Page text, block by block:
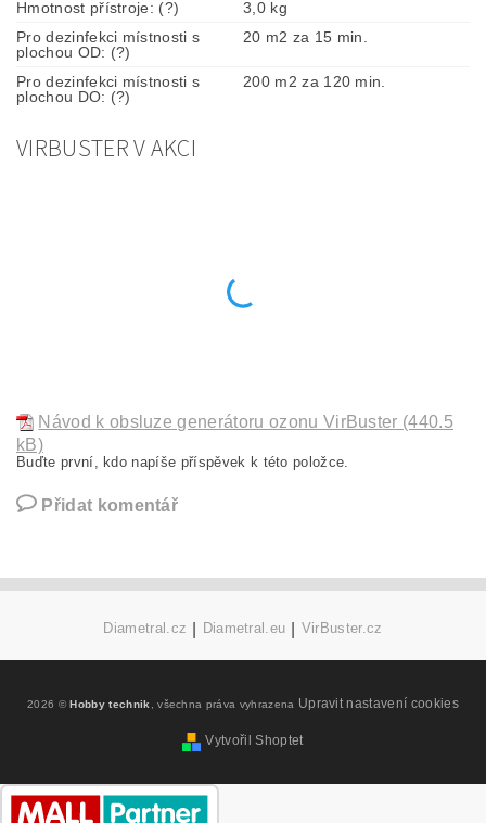
Hmotnost přístroje: (?)
3,0 kg
Pro dezinfekci místnosti s
plochou OD: (?)
20 m2 za 15 min.
Pro dezinfekci místnosti s
plochou DO: (?)
200 m2 za 120 min.
VIRBUSTER V AKCI
Návod k obsluze generátoru ozonu VirBuster (440.5
kB)
Buďte první, kdo napíše příspěvek k této položce.
Přidat komentář
Diametral.cz Diametral.eu VirBuster.cz
2026 ©Hobby technik , všechna práva vyhrazena Upravit nastavení cookies
Vytvořil Shoptet